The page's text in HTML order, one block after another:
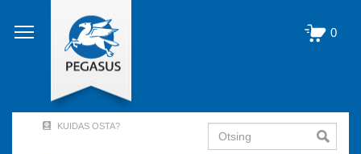
edasi
põhisisu
0
KUIDAS OSTA? Otsing